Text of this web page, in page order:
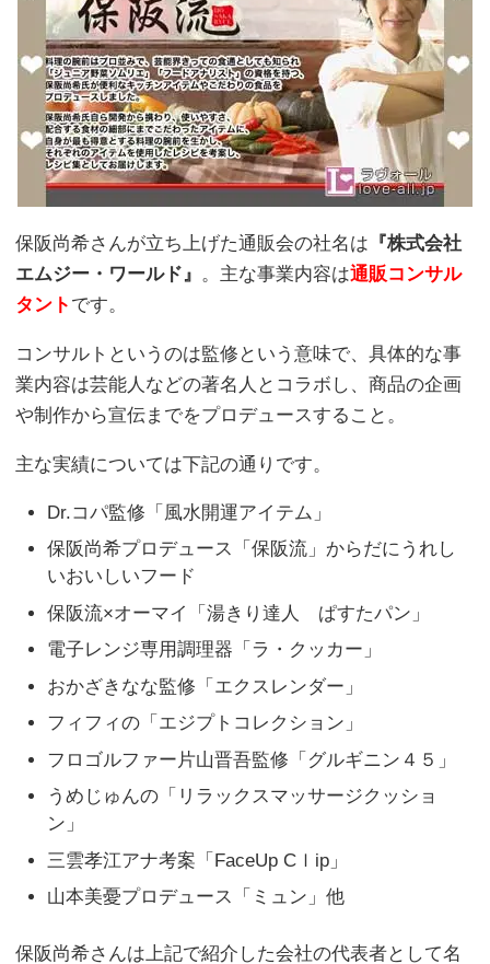
保阪尚希さんが立ち上げた通販会の社名は 『株式会社
エムジー・ワールド』 。主な事業内容は通販コンサル
タント です。
コンサルトというのは監修という意味で、具体的な事
業内容は芸能人などの著名人とコラボし、商品の企画
や制作から宣伝までをプロデュースすること。
主な実績については下記の通りです。
Dr.コパ監修「風水開運アイテム」
保阪尚希プロデュース「保阪流」からだにうれし
いおいしいフード
保阪流×オーマイ「湯きり達人 ぱすたパン」
電子レンジ専用調理器「ラ・クッカー」
おかざきなな監修「エクスレンダー」
フィフィの「エジプトコレクション」
フロゴルファー片山晋吾監修「グルギニン４５」
うめじゅんの「リラックスマッサージクッショ
ン」
三雲孝江アナ考案「FaceUp Cｌip」
山本美憂プロデュース「ミュン」他
保阪尚希さんは上記で紹介した会社の代表者として名